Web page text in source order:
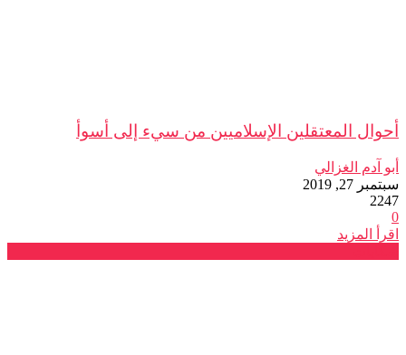
أحوال المعتقلين الإسلاميين من سيء إلى أسوأ
أبو آدم الغزالي
سبتمبر 27, 2019
2247
0
اقرأ المزيد